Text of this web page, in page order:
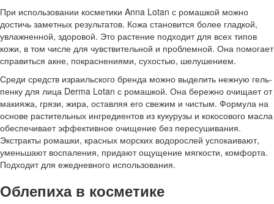
При использовании косметики Anna Lotan с ромашкой можно
достичь заметных результатов. Кожа становится более гладкой,
увлажненной, здоровой. Это растение подходит для всех типов
кожи, в том числе для чувствительной и проблемной. Она помогает
справиться акне, покраснениями, сухостью, шелушением.
Среди средств израильского бренда можно выделить нежную гель-
пенку для лица Derma Lotan с ромашкой. Она бережно очищает от
макияжа, грязи, жира, оставляя его свежим и чистым. Формула на
основе растительных ингредиентов из кукурузы и кокосового масла
обеспечивает эффективное очищение без пересушивания.
Экстракты ромашки, красных морских водорослей успокаивают,
уменьшают воспаления, придают ощущение мягкости, комфорта.
Подходит для ежедневного использования.
Облепиха в косметике